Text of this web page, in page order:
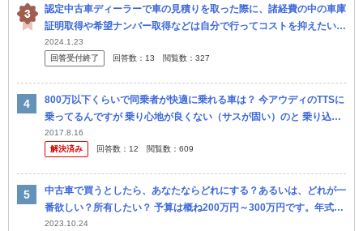
認定中古車ディーラーで車の見積りを取った際に、諸経費の中の車庫
証明取得や希望ナンバー取得などは自分で行ってコストを抑えたい旨
を伝えたところ、 行政書士にまとめて依頼しているので対応できな
いと言わ...
2024.1.23
回答受付終了
回答数： 13 閲覧数： 327
800万以下くらいで同乗者が快適に乗れる車は？ 今アウディのTTSに
乗ってるんですが 乗り心地が良くない（サスが固い）のと 乗り込む
際かがみ込むのが大変、等 主に祖母や彼女など女性から 不評...
2017.8.16
解決済み
回答数： 12 閲覧数： 609
中古車で買うとしたら、あなたならどれにする？あるいは、どれが一
番欲しい？所有したい？ 予算は概ね200万円～300万円です。年式は
4年～8年落ちくらいかな。 用途は悪路、雪道も走れる下駄車です。
2023.10.24